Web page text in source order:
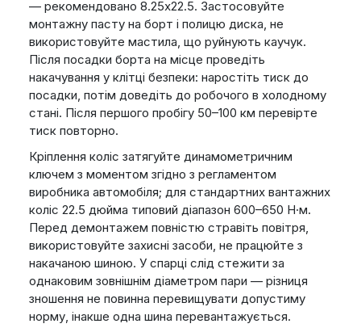
— рекомендовано 8.25x22.5. Застосовуйте
монтажну пасту на борт і полицю диска, не
використовуйте мастила, що руйнують каучук.
Після посадки борта на місце проведіть
накачування у клітці безпеки: наростіть тиск до
посадки, потім доведіть до робочого в холодному
стані. Після першого пробігу 50–100 км перевірте
тиск повторно.
Кріплення коліс затягуйте динамометричним
ключем з моментом згідно з регламентом
виробника автомобіля; для стандартних вантажних
коліс 22.5 дюйма типовий діапазон 600–650 Н·м.
Перед демонтажем повністю стравіть повітря,
використовуйте захисні засоби, не працюйте з
накачаною шиною. У спарці слід стежити за
однаковим зовнішнім діаметром пари — різниця
зношення не повинна перевищувати допустиму
норму, інакше одна шина перевантажується.